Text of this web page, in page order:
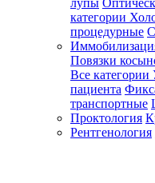
лупы
категории
процедурные
Повязки
Все категории
пациента
транспортные
Проктология
Рентгенология